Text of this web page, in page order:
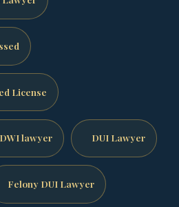
License
lawyer DUI Lawyer
Felony DUI Lawyer